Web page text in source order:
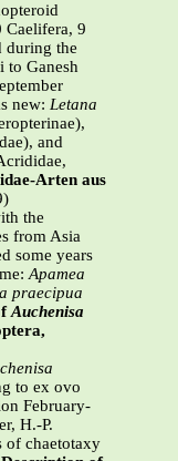
Caelifera, 9
during the
to Ganesh
new: Letana
and
Arten aus
the
from Asia
some years
Apamea
praecipua
Auchenisa
to ex ovo
February-
H.-P.
of chaetotaxy